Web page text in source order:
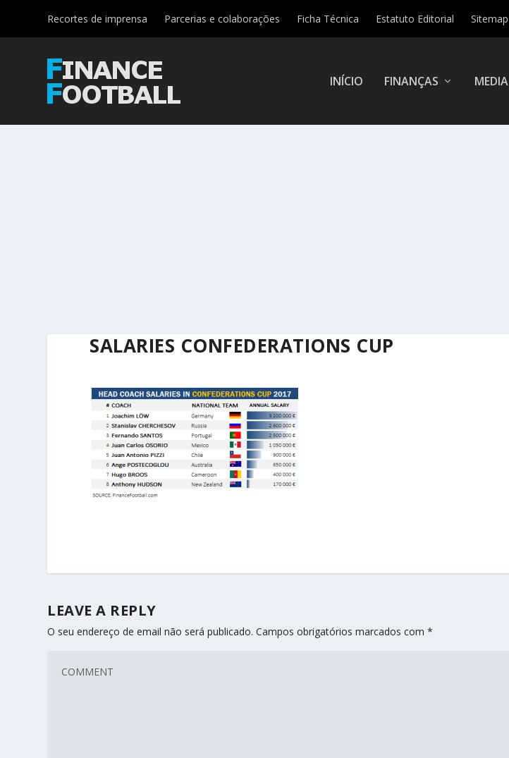
Recortes de imprensa Parcerias e colaborações Ficha Técnica Estatuto Editorial Sitemap
INÍCIO FINANÇAS MEDIA
SALARIES CONFEDERATIONS CUP
LEAVE A REPLY
O seu endereço de email não será publicado. Campos obrigatórios marcados com*